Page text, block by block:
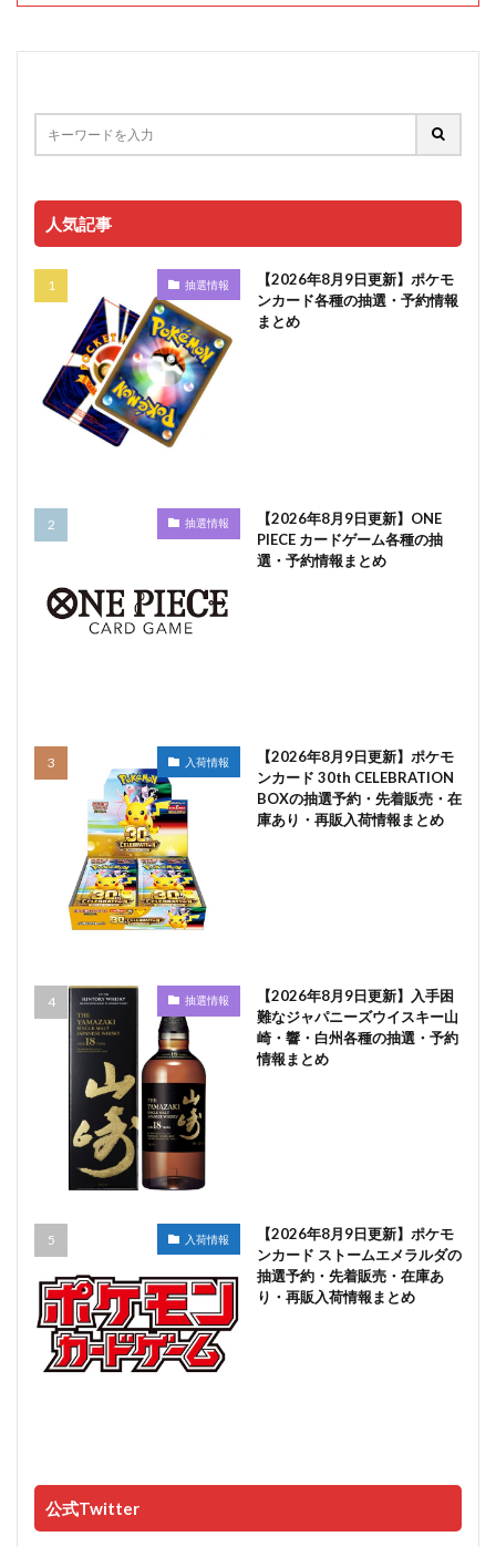
人気記事
抽選情報
【2026年8月9日更新】ポケモ
ンカード各種の抽選・予約情報
まとめ
抽選情報
【2026年8月9日更新】ONE
PIECE カードゲーム各種の抽
選・予約情報まとめ
入荷情報
【2026年8月9日更新】ポケモ
ンカード 30th CELEBRATION
BOXの抽選予約・先着販売・在
庫あり・再販入荷情報まとめ
抽選情報
【2026年8月9日更新】入手困
難なジャパニーズウイスキー山
崎・響・白州各種の抽選・予約
情報まとめ
入荷情報
【2026年8月9日更新】ポケモ
ンカード ストームエメラルダの
抽選予約・先着販売・在庫あ
り・再販入荷情報まとめ
公式Twitter